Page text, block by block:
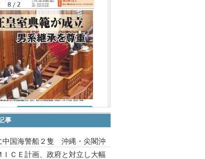
事
中国海警船２隻 沖縄・尖閣沖
ＩＣＥ計画、政府と対立し大幅